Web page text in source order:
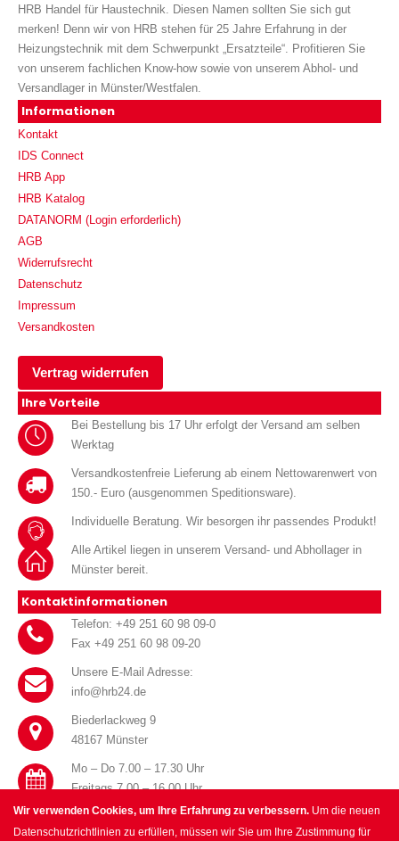
Wir verwenden Cookies, um Ihre Erfahrung zu verbessern. Um die neuen
Datenschutzrichtlinien zu erfüllen, müssen wir Sie um Ihre Zustimmung für
HRB Handel für Haustechnik. Diesen Namen sollten Sie sich gut
merken! Denn wir von HRB stehen für 25 Jahre Erfahrung in der
Heizungstechnik mit dem Schwerpunkt „Ersatzteile“. Profitieren Sie
von unserem fachlichen Know-how sowie von unserem Abhol- und
Versandlager in Münster/Westfalen.
Informationen
Kontakt
IDS Connect
HRB App
HRB Katalog
DATANORM (Login erforderlich)
AGB
Widerrufsrecht
Datenschutz
Impressum
Versandkosten
Vertrag widerrufen
Ihre Vorteile
Bei Bestellung bis 17 Uhr erfolgt der Versand am selben
Werktag
Versandkostenfreie Lieferung ab einem Nettowarenwert von
150.- Euro (ausgenommen Speditionsware).
Individuelle Beratung. Wir besorgen ihr passendes Produkt!
Alle Artikel liegen in unserem Versand- und Abhollager in
Münster bereit.
Kontaktinformationen
Telefon: +49 251 60 98 09-0
Fax +49 251 60 98 09-20
Unsere E-Mail Adresse:
info@hrb24.de
Biederlackweg 9
48167 Münster
Mo – Do 7.00 – 17.30 Uhr
Freitags 7.00 – 16.00 Uhr